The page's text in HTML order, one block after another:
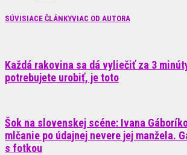
SÚVISIACE ČLÁNKYVIAC OD AUTORA
Každá rakovina sa dá vyliečiť za 3
potrebujete urobiť, je toto
Šok na slovenskej scéne: Ivana
mlčanie po údajnej nevere jej manžela.
s fotkou